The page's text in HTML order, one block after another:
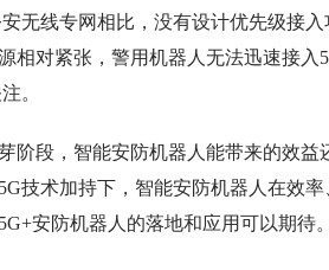
无线专网相比，没有设计优先级接入
相对紧张，警用机器人无法迅速接入
。
阶段，智能安防机器人能带来的效益
技术加持下，智能安防机器人在效率
安防机器人的落地和应用可以期待。